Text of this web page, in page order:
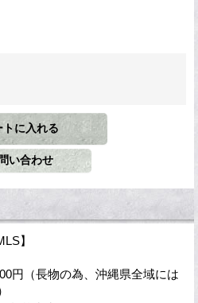
】
円（長物の為、沖縄県全域には